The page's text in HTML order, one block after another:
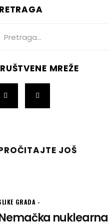
MREŽE
JOŠ
GRADA
nuklearna